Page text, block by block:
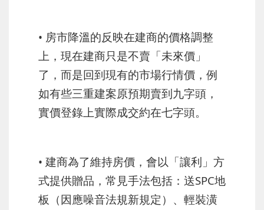
• 房市降溫的反映在建商的價格調整
上，現在建商只是不賣「未來價」
了，而是回到現有的市場行情價，例
如有些三重建案原預期賣到九字頭，
實價登錄上實際成交約在七字頭。
• 建商為了維持房價，會以「讓利」方
式提供贈品，常見手法包括：送SPC地
板（因應噪音法規新規定）、輕裝潢